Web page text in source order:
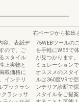
容、表紙デ
ので、ご
スタイル
上実物と
載価格に
インテリ
ブックラシ
ラシッサ
右ページから抽出
75WEBツールの
を手軽にWEBで
が見つかります
ミュレーション
オススメのスタ
ルは360度VRで
ンテリア診断で
スタイルをご提